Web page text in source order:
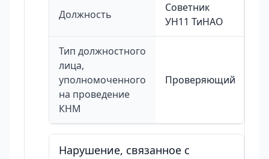
Должность
Советник
УН11 ТиНАО
Тип должностного
лица,
уполномоченного
на проведение
КНМ
Проверяющий
Нарушение, связанное с